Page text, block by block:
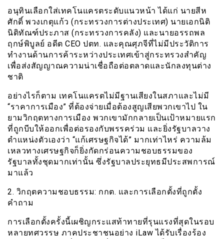
อนุทินเลือกใส่เทคโนแครตระดับแนวหน้า ได้แก่ นายสีห
ศักดิ์ พวงเกตุแก้ว (กระทรวงการต่างประเทศ) นายเอกนิติ
นิติทัณฑ์ประภาส (กระทรวงการคลัง) และนายอรรถพล
ฤกษ์พิบูลย์ อดีต CEO ปตท. และคุณศุภจีที่ไม่มีประวัติการ
ทำงานด้านการค้าระหว่างประเทศเข้าสู่กระทรวงสำคัญ
เพื่อส่งสัญญาณความน่าเชื่อถือต่อตลาดและนักลงทุนต่าง
ชาติ
อย่างไรก็ตาม เทคโนแครตไม่มีฐานเสียงในสภาและไม่มี
“ราคาการเมือง” ที่ต้องจ่ายเมื่อต้องสูญเสียพวกเขาไป ใน
ยามวิกฤตทางการเมือง พวกเขามักกลายเป็นเป้าหมายแรก
ที่ถูกบีบให้ออกเพื่อต่อรองกับพรรคร่วม และยิ่งรัฐบาลวาง
ตำแหน่งตัวเองว่า “แก้เศรษฐกิจได้” มากเท่าไหร่ ความล้ม
เหลวทางเศรษฐกิจก็ยิ่งกัดกร่อนความชอบธรรมของ
รัฐบาลทั้งชุดมากเท่านั้น ซึ่งรัฐบาลประยุทธมีประสพการณ์
มาแล้ว
2. วิกฤตความชอบธรรม: กกต. และการเลือกตั้งที่ถูกตั้ง
คำถาม
การเลือกตั้งครั้งนี้เผชิญกระแสท้าทายที่รุนแรงที่สุดในรอบ
หลายทศวรรษ ภาคประชาชนอย่าง iLaw ได้รับเรื่องร้อง